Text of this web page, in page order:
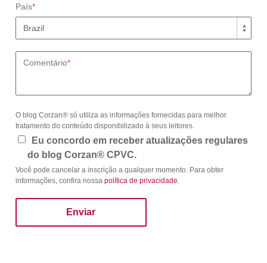
País*
Comentário*
O blog Corzan® só utiliza as informações fornecidas para melhor
tratamento do conteúdo disponibilizado à seus leitores.
Eu concordo em receber atualizações regulares
do blog Corzan® CPVC.
Você pode cancelar a inscrição a qualquer momento. Para obter
informações, confira nossa política de privacidade